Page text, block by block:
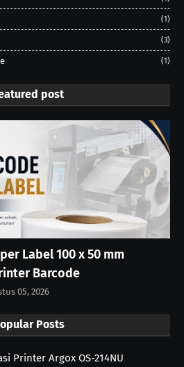
(1)
(3)
(1)
post
Label 100 x 50 mm
Barcode
05, 2026
Posts
Printer Argox OS-214NU